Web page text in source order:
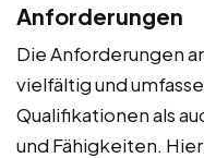
Anforderungen
Die Anforderungen
vielfältig und
Qualifikationen als
und Fähigkeiten.